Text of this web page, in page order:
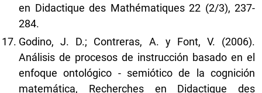
en Didactique des Mathématiques 22 (2/3), 237-
284.
Godino, J. D.; Contreras, A. y Font, V. (2006).
Análisis de procesos de instrucción basado en el
enfoque ontológico - semiótico de la cognición
matemática, Recherches en Didactique des